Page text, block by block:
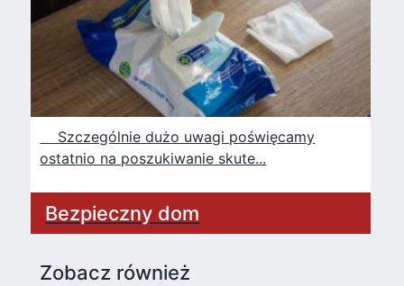
Szczególnie dużo uwagi poświęcamy
ostatnio na poszukiwanie skute...
Bezpieczny dom
Zobacz również